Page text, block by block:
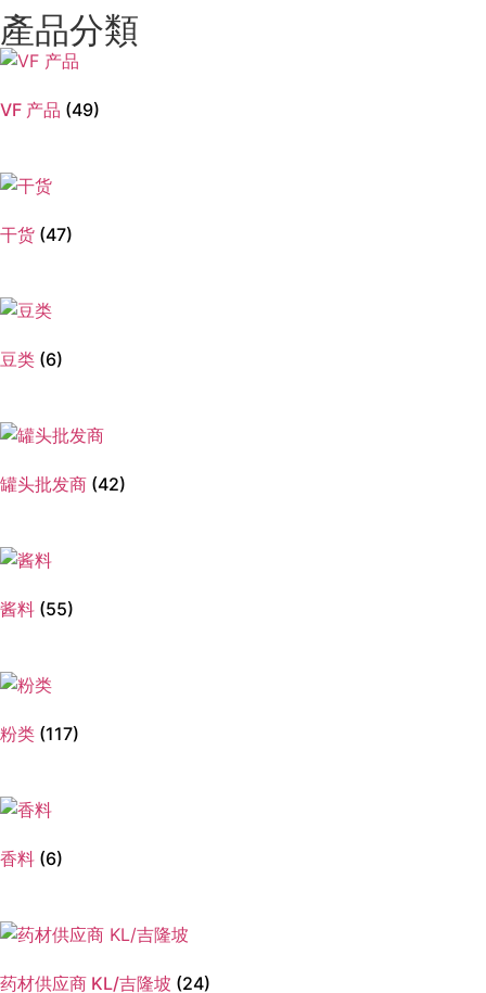
產品分類
VF 产品 (49)
干货 (47)
豆类 (6)
罐头批发商 (42)
酱料 (55)
粉类 (117)
香料 (6)
药材供应商 KL/吉隆坡 (24)